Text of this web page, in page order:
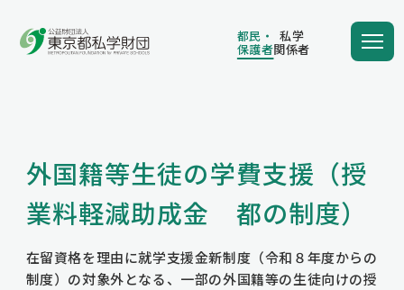
都民・
保護者
私学
関係者
学費の負担額が減る
学費を借りる
外国籍等生徒の学費支援（授
業料軽減助成金 都の制度）
在留資格を理由に就学支援金新制度（令和８年度からの
制度）の対象外となる、一部の外国籍等の生徒向けの授